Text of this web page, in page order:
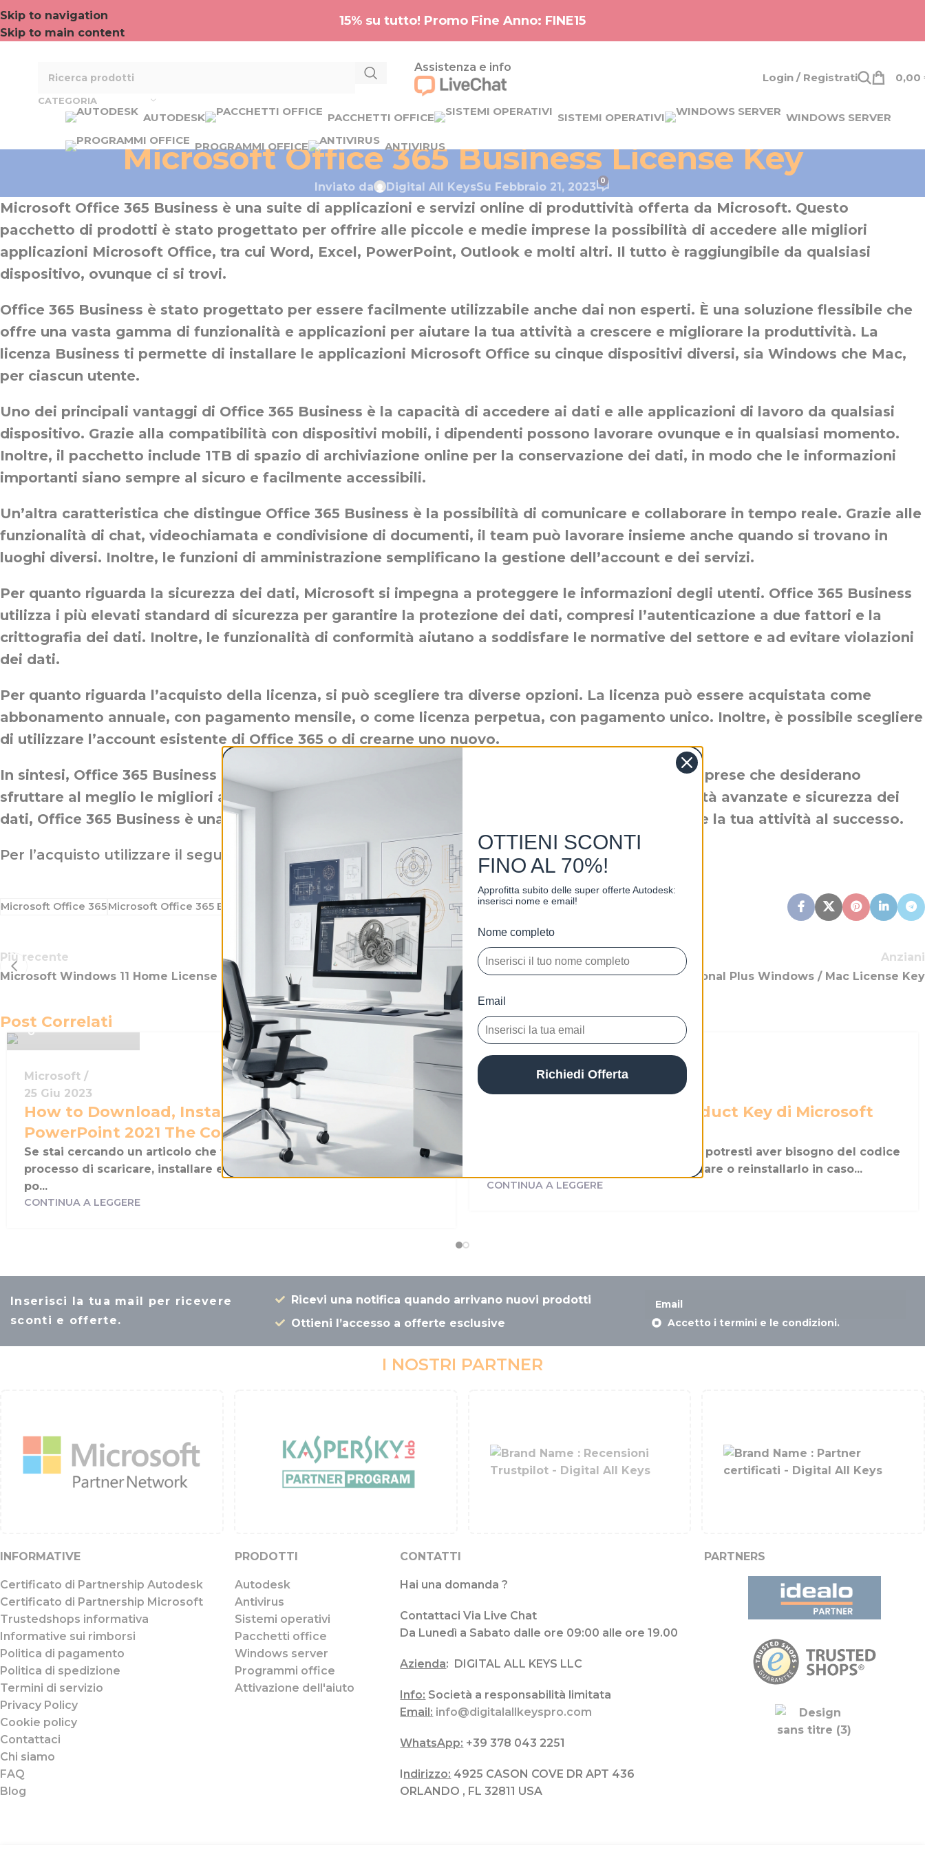
Skip to navigation
Skip to main content
15% su tutto! Promo Fine Anno: FINE15
CATEGORIA
Assistenza e info
Login / Registrati 0,00
AUTODESK PACCHETTI OFFICE SISTEMI OPERATIVI WINDOWS SERVER
PROGRAMMI OFFICE ANTIVIRUS
Microsoft Office 365 Business License Key
Inviato da Digital All KeysSu Febbraio 21, 2023 0
Microsoft Office 365 Business è una suite di applicazioni e servizi online di produttività offerta da Microsoft. Questo
pacchetto di prodotti è stato progettato per offrire alle piccole e medie imprese la possibilità di accedere alle migliori
applicazioni Microsoft Office, tra cui Word, Excel, PowerPoint, Outlook e molti altri. Il tutto è raggiungibile da qualsiasi
dispositivo, ovunque ci si trovi.
Office 365 Business è stato progettato per essere facilmente utilizzabile anche dai non esperti. È una soluzione flessibile che
offre una vasta gamma di funzionalità e applicazioni per aiutare la tua attività a crescere e migliorare la produttività. La
licenza Business ti permette di installare le applicazioni Microsoft Office su cinque dispositivi diversi, sia Windows che Mac,
per ciascun utente.
Uno dei principali vantaggi di Office 365 Business è la capacità di accedere ai dati e alle applicazioni di lavoro da qualsiasi
dispositivo. Grazie alla compatibilità con dispositivi mobili, i dipendenti possono lavorare ovunque e in qualsiasi momento.
Inoltre, il pacchetto include 1TB di spazio di archiviazione online per la conservazione dei dati, in modo che le informazioni
importanti siano sempre al sicuro e facilmente accessibili.
Un’altra caratteristica che distingue Office 365 Business è la possibilità di comunicare e collaborare in tempo reale. Grazie alle
funzionalità di chat, videochiamata e condivisione di documenti, il team può lavorare insieme anche quando si trovano in
luoghi diversi. Inoltre, le funzioni di amministrazione semplificano la gestione dell’account e dei servizi.
Per quanto riguarda la sicurezza dei dati, Microsoft si impegna a proteggere le informazioni degli utenti. Office 365 Business
utilizza i più elevati standard di sicurezza per garantire la protezione dei dati, compresi l’autenticazione a due fattori e la
crittografia dei dati. Inoltre, le funzionalità di conformità aiutano a soddisfare le normative del settore e ad evitare violazioni
dei dati.
Per quanto riguarda l’acquisto della licenza, si può scegliere tra diverse opzioni. La licenza può essere acquistata come
abbonamento annuale, con pagamento mensile, o come licenza perpetua, con pagamento unico. Inoltre, è possibile scegliere
di utilizzare l’account esistente di Office 365 o di crearne uno nuovo.
In sintesi, Office 365 Business è una soluzione completa e conveniente per le piccole e medie imprese che desiderano
sfruttare al meglio le migliori applicazioni Microsoft Office. Grazie alla sua flessibilità, funzionalità avanzate e sicurezza dei
dati, Office 365 Business è una scelta eccellente per migliorare la produttività del team e portare la tua attività al successo.
Per l’acquisto utilizzare il seguente link:
Microsoft Office 365Microsoft Office 365 Business License Key
Più recente
Microsoft Windows 11 Home License Key
Anziani
Microsoft Office 2019 Professional Plus Windows / Mac License Key
Post Correlati
Microsoft
25 Giu 2023
How to Download, Install and Activate
PowerPoint 2021 The Complete Guide
Se stai cercando un articolo che ti guidi passo dopo passo nel
processo di scaricare, installare e attivare PowerPoint 2021, sei nel
po...
CONTINUA A LEGGERE
Microsoft
23 Giu 2023
Come trovare il codice Product Key di Microsoft
Se sei un utente di Microsoft Office, potresti aver bisogno del codice
Product Key per attivare il tuo software o reinstallarlo in caso...
CONTINUA A LEGGERE
Inserisci la tua mail per ricevere
sconti e offerte.
Ricevi una notifica quando arrivano nuovi prodotti
Ottieni l’accesso a offerte esclusive
Accetto i termini e le condizioni.
I NOSTRI PARTNER
INFORMATIVE
Certificato di Partnership Autodesk
Certificato di Partnership Microsoft
Trustedshops informativa
Informative sui rimborsi
Politica di pagamento
Politica di spedizione
Termini di servizio
Privacy Policy
Cookie policy
Contattaci
Chi siamo
FAQ
Blog
PRODOTTI
Autodesk
Antivirus
Sistemi operativi
Pacchetti office
Windows server
Programmi office
Attivazione dell'aiuto
CONTATTI
Hai una domanda ?
Contattaci Via Live Chat
Da Lunedì a Sabato dalle ore 09:00 alle ore 19.00
Azienda: DIGITAL ALL KEYS LLC
Info: Società a responsabilità limitata
Email: info@digitalallkeyspro.com
WhatsApp: +39 378 043 2251
Indirizzo: 4925 CASON COVE DR APT 436
ORLANDO , FL 32811 USA
PARTNERS
OTTIENI SCONTI
FINO AL 70%!
Approfitta subito delle super offerte Autodesk:
inserisci nome e email!
Nome completo
Email
Richiedi Offerta